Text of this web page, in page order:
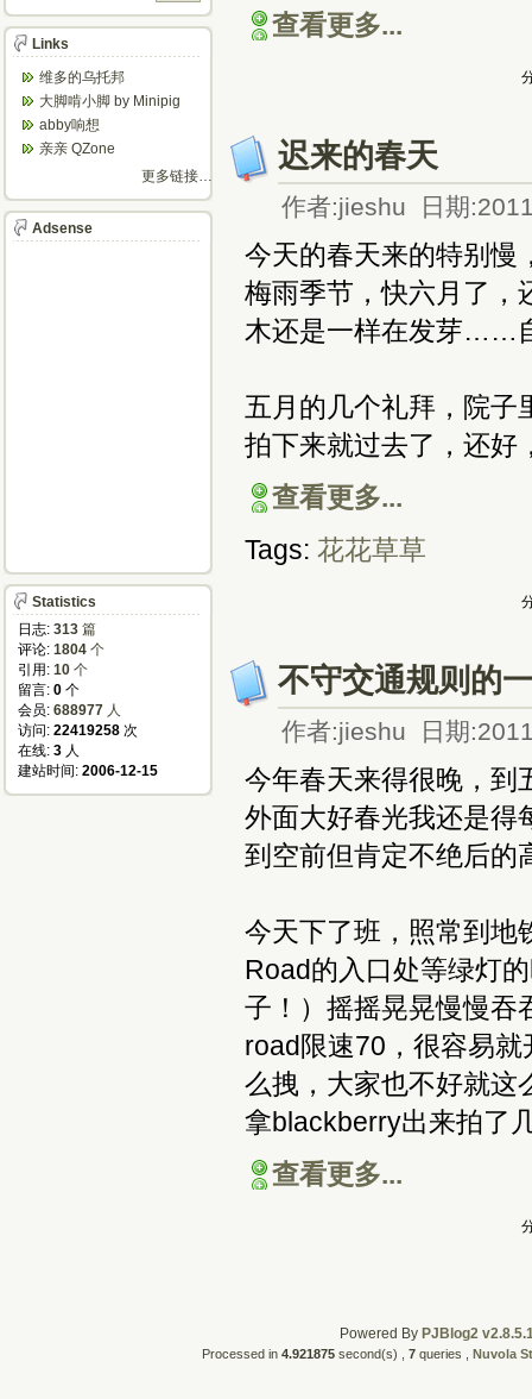
查看更多...
迟来的春天
作者:jieshu 日期
今天的春天来的特别慢
梅雨季节，快六月了，
木还是一样在发芽……
五月的几个礼拜，院子
拍下来就过去了，还
查看更多...
Tags: 花花草草
不守交通规则的
作者:jieshu 日期
今年春天来得很晚，到
外面大好春光我还是
到空前但肯定不绝后的
今天下了班，照常到地
Road的入口处等绿灯
子！）摇摇晃晃慢慢吞
road限速70，很容易
么拽，大家也不好就这
拿blackberry出来拍了
查看更多...
Links
维多的乌托邦
大脚啃小脚 by Minipig
abby响想
亲亲 QZone
更多链接…
Adsense
Statistics
日志: 313 篇
评论: 1804 个
引用: 10 个
留言: 0 个
会员: 688977 人
访问: 22419258 次
在线: 3 人
建站时间: 2006-12-15
Powered By PJBlog2
Processed in 4.921875 second(s) , 7 queries , Nuvola